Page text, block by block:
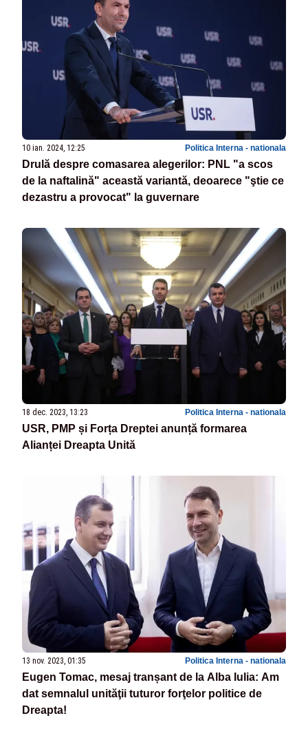
10 ian. 2024, 12:25 Politica Interna - nationala
Drulă despre comasarea alegerilor: PNL "a scos
de la naftalină" această variantă, deoarece "ştie ce
dezastru a provocat" la guvernare
18 dec. 2023, 13:23 Politica Interna - nationala
USR, PMP și Forța Dreptei anunță formarea
Alianței Dreapta Unită
13 nov. 2023, 01:35 Politica Interna - nationala
Eugen Tomac, mesaj tranșant de la Alba Iulia: Am
dat semnalul unităţii tuturor forţelor politice de
Dreapta!